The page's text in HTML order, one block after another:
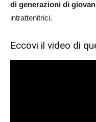
di generazioni di
intrattenitrici.
Eccovi il video di